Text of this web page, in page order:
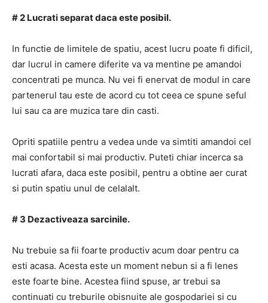
# 2 Lucrati separat daca este posibil.
In functie de limitele de spatiu, acest lucru poate fi dificil,
dar lucrul in camere diferite va va mentine pe amandoi
concentrati pe munca. Nu vei fi enervat de modul in care
partenerul tau este de acord cu tot ceea ce spune seful
lui sau ca are muzica tare din casti.
Opriti spatiile pentru a vedea unde va simtiti amandoi cel
mai confortabil si mai productiv. Puteti chiar incerca sa
lucrati afara, daca este posibil, pentru a obtine aer curat
si putin spatiu unul de celalalt.
# 3 Dezactiveaza sarcinile.
Nu trebuie sa fii foarte productiv acum doar pentru ca
esti acasa. Acesta este un moment nebun si a fi lenes
este foarte bine. Acestea fiind spuse, ar trebui sa
continuati cu treburile obisnuite ale gospodariei si cu